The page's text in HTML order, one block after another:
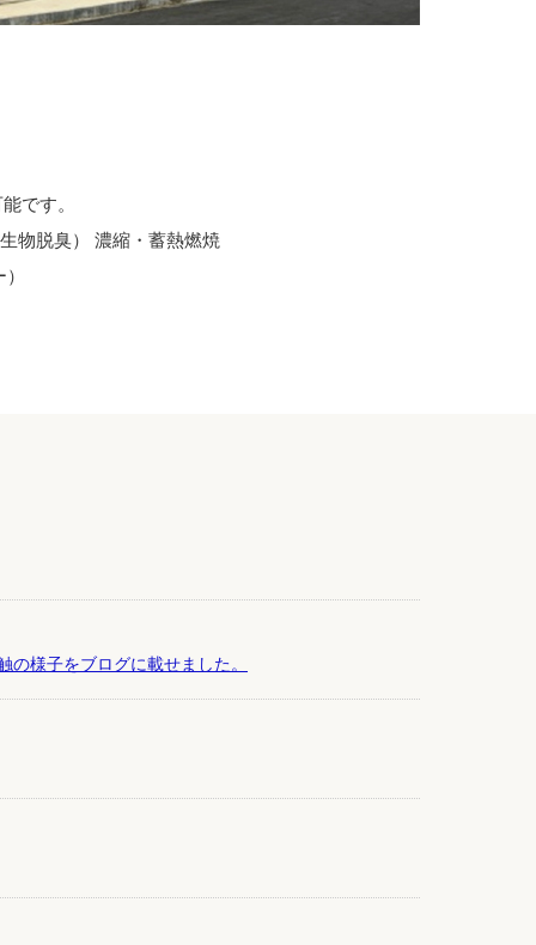
です。
生物脱臭） 濃縮・蓄熱燃焼
機、バグフィルター）
の様子をブログに載せました。